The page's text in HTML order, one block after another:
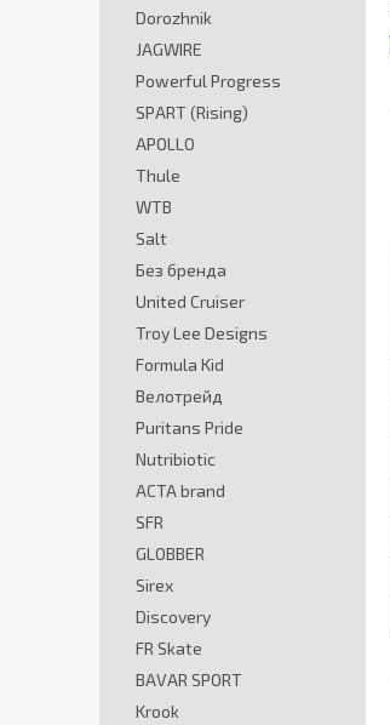
Dorozhnik
JAGWIRE
Powerful Progress
SPART (Rising)
APOLLO
Thule
WTB
Salt
Без бренда
United Cruiser
Troy Lee Designs
Formula Kid
Велотрейд
Puritans Pride
Nutribiotic
ACTA brand
SFR
GLOBBER
Sirex
Discovery
FR Skate
BAVAR SPORT
Krook